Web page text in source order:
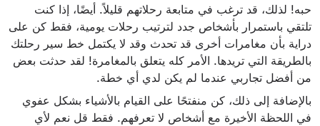
حبه! لذلك، قد ترغب في متابعة رحلاتهم قليلاً. أيضًا، إذا كنت
تلتقي باستمرار بأشخاص جدد لترتيب رحلات يومية، فقط كن على
دراية بأن مغامرات أخرى قد تحدث وقد لا يكتمل خط سير رحلتك
بالطريقة التي تريدها. الأمر كله يتعلق بالمغامرة! لقد حدثت بعض
من أفضل تجاربي عندما لم يكن لدي أي خطة.
بالإضافة إلى ذلك، كن منفتحًا على القيام بالأشياء بشكل عفوي
في اللحظة الأخيرة مع أشخاص لا تعرفهم. فقط قل نعم لأي